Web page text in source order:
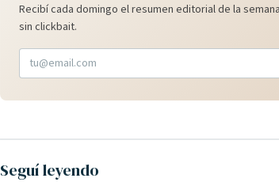
Recibí cada domingo el resumen editorial de la
sin clickbait.
Seguí leyendo